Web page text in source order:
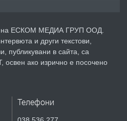
преди 3 дни
ГАРСОНИЕРА ПОД
на ЕСКОМ МЕДИА ГРУП ООД.
и други текстови,
публикувани в сайта, са
освен ако изрично е посочено
Телефони